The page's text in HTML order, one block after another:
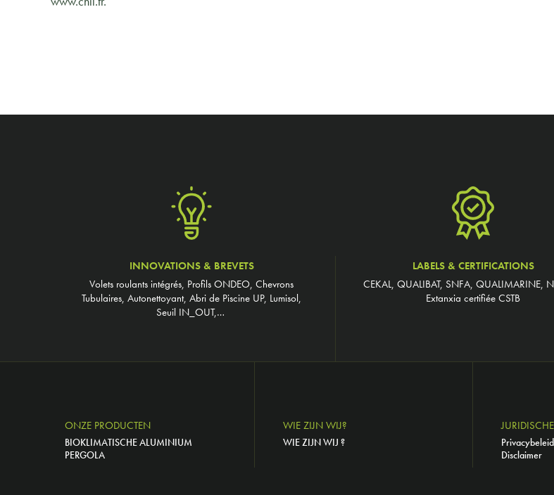
INNOVATIONS & BREVETS
Volets roulants intégrés, Profils ONDEO, Chevrons
Tubulaires, Autonettoyant, Abri de Piscine UP, Lumisol,
Seuil IN_OUT,…
LABELS & CERTIFICATIONS
CEKAL, QUALIBAT, SNFA, QUALIMARINE,
Extanxia certifiée CSTB
ONZE PRODUCTEN
BIOKLIMATISCHE ALUMINIUM
PERGOLA
WIE ZIJN WIJ?
WIE ZIJN WIJ ?
Privacybeleid
Disclaimer